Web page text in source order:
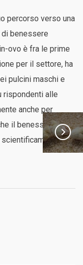
percorso verso una
benessere
ovo è fra le prime
per il settore, ha
pulcini maschi e
rispondenti alle
anche per
il benessere
e